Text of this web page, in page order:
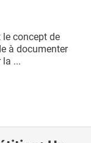
le concept de
à documenter
la ...